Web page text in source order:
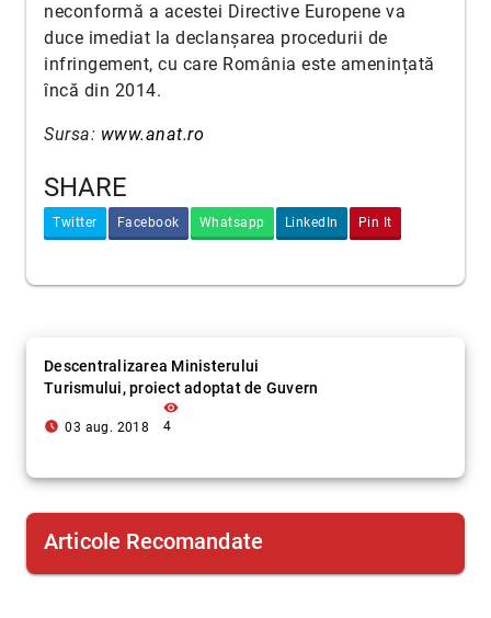
neconformă a acestei Directive Europene va
duce imediat la declanșarea procedurii de
infringement, cu care România este amenințată
încă din 2014.
Sursa: www.anat.ro
SHARE
Twitter Facebook Whatsapp LinkedIn Pin It
Descentralizarea Ministerului
Turismului, proiect adoptat de Guvern
access_time_filled 03 aug. 2018
visibility
4
Articole Recomandate